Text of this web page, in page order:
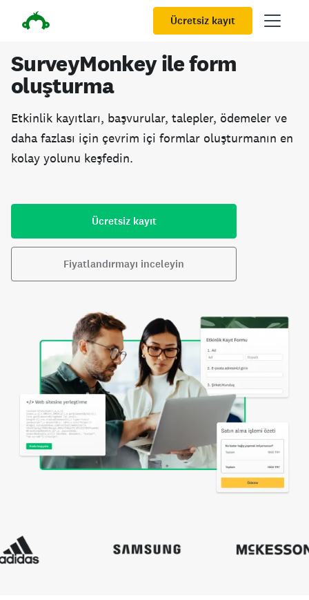
Ücretsiz kayıt
SurveyMonkey ile form
oluşturma
Etkinlik kayıtları, başvurular, talepler, ödemeler ve
daha fazlası için çevrim içi formlar oluşturmanın en
kolay yolunu keşfedin.
Ücretsiz kayıt
Fiyatlandırmayı inceleyin